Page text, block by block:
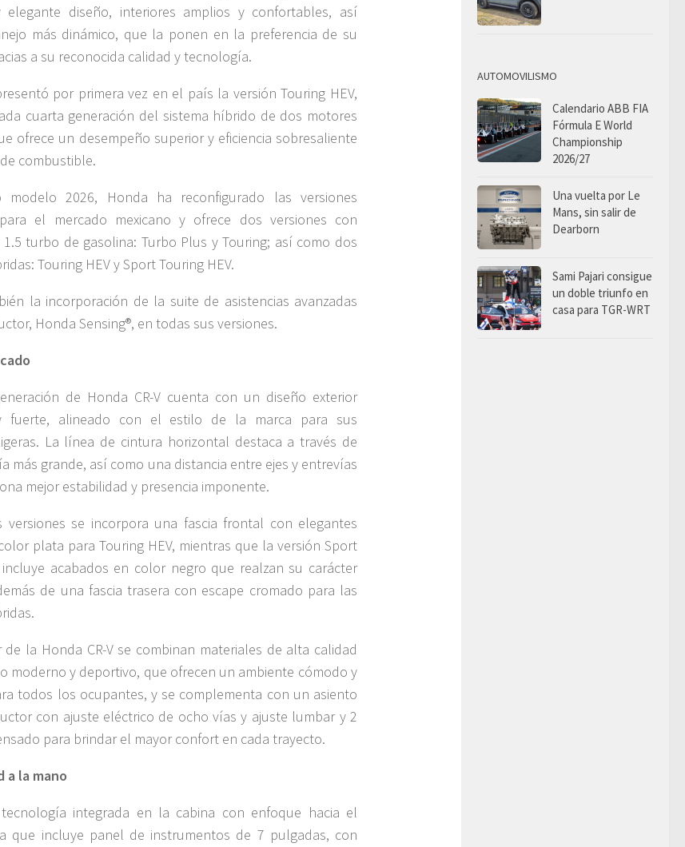
elegante diseño, interiores amplios y confortables, así
más dinámico, que la ponen en la preferencia de su
a su reconocida calidad y tecnología.
por primera vez en el país la versión Touring HEV,
cuarta generación del sistema híbrido de dos motores
ofrece un desempeño superior y eficiencia sobresaliente
combustible.
modelo 2026, Honda ha reconfigurado las versiones
el mercado mexicano y ofrece dos versiones con
1.5 turbo de gasolina: Turbo Plus y Touring; así como dos
Touring HEV y Sport Touring HEV.
la incorporación de la suite de asistencias avanzadas
Honda Sensing®, en todas sus versiones.
de Honda CR-V cuenta con un diseño exterior
fuerte, alineado con el estilo de la marca para sus
La línea de cintura horizontal destaca a través de
más grande, así como una distancia entre ejes y entrevías
mejor estabilidad y presencia imponente.
versiones se incorpora una fascia frontal con elegantes
plata para Touring HEV, mientras que la versión Sport
incluye acabados en color negro que realzan su carácter
de una fascia trasera con escape cromado para las
la Honda CR-V se combinan materiales de alta calidad
moderno y deportivo, que ofrecen un ambiente cómodo y
todos los ocupantes, y se complementa con un asiento
con ajuste eléctrico de ocho vías y ajuste lumbar y 2
para brindar el mayor confort en cada trayecto.
a la mano
integrada en la cabina con enfoque hacia el
que incluye panel de instrumentos de 7 pulgadas, con
AUTOMOVILISMO
Calendario ABB FIA
Fórmula E World
Championship
2026/27
Una vuelta por Le
Mans, sin salir de
Dearborn
Sami Pajari consigue
un doble triunfo en
casa para TGR-WRT